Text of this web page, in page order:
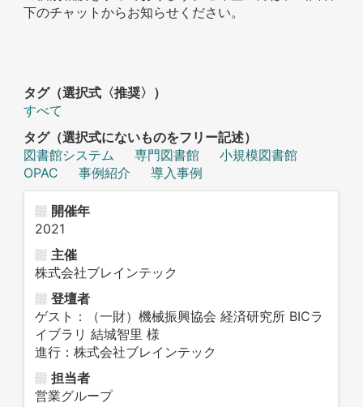
下のチャットからお知らせください。
タグ（選択式〈推奨〉）
すべて
タグ（選択式にないものをフリー記述）
図書館システム
専門図書館
小規模図書館
OPAC
事例紹介 導入事例
開催年
2021
主催
株式会社ブレインテック
登壇者
ゲスト：（一財）機械振興協会 経済研究所 BICラ
イブラリ 結城智里 様
進行：株式会社ブレインテック
担当者
営業グループ